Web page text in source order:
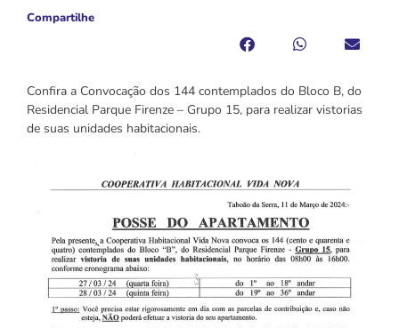
Compartilhe
Confira a Convocação dos 144 contemplados do Bloco B, do
Residencial Parque Firenze – Grupo 15, para realizar vistorias
de suas unidades habitacionais.